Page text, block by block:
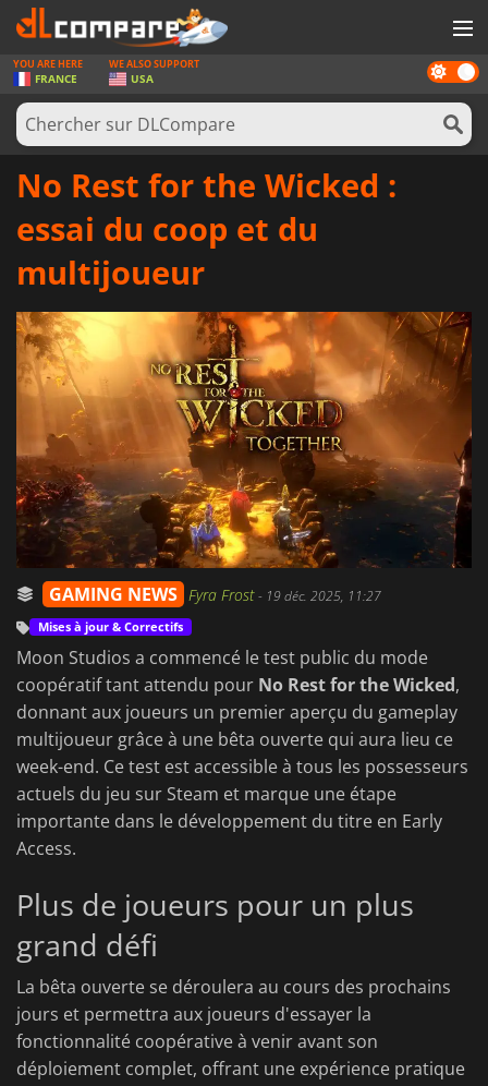
JEUX
CARTES PRÉPAYÉES
LOGICIELS
SE CONNECTER OU S'INSCRIRE
Dark
mode
YOU ARE HERE
FRANCE
WE ALSO SUPPORT
USA
No Rest for the Wicked :
essai du coop et du
multijoueur
GAMING NEWS Fyra Frost- 19 déc. 2025, 11:27
Mises à jour & Correctifs
Moon Studios a commencé le test public du mode
coopératif tant attendu pour No Rest for the Wicked,
donnant aux joueurs un premier aperçu du gameplay
multijoueur grâce à une bêta ouverte qui aura lieu ce
week-end. Ce test est accessible à tous les possesseurs
actuels du jeu sur Steam et marque une étape
importante dans le développement du titre en Early
Access.
Plus de joueurs pour un plus
grand défi
La bêta ouverte se déroulera au cours des prochains
jours et permettra aux joueurs d'essayer la
fonctionnalité coopérative à venir avant son
déploiement complet, offrant une expérience pratique